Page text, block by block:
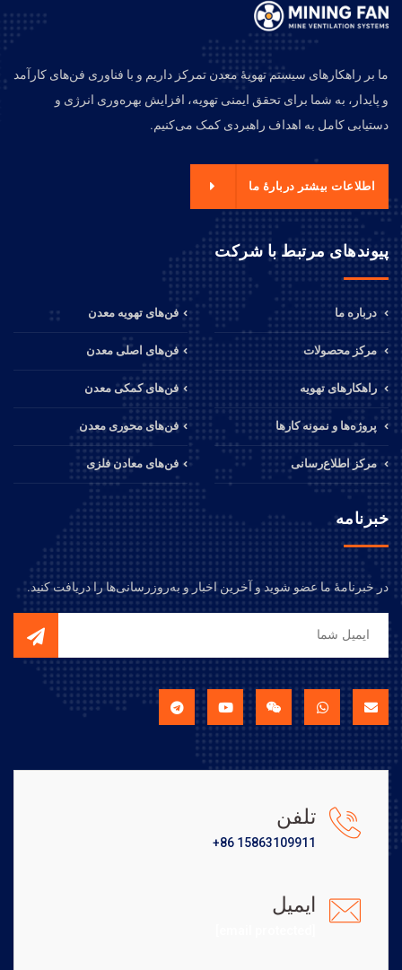
ما بر راهکارهای سیستم تهویهٔ معدن تمرکز داریم و با فناوری فن‌های کارآمد
و پایدار، به شما برای تحقق ایمنی تهویه، افزایش بهره‌وری انرژی و
دستیابی کامل به اهداف راهبردی کمک می‌کنیم.
اطلاعات بیشتر دربارهٔ ما
پیوندهای مرتبط با شرکت
درباره ما
مرکز محصولات
راهکارهای تهویه
پروژه‌ها و نمونه کارها
مرکز اطلاع‌رسانی
فن‌های تهویه معدن
فن‌های اصلی معدن
فن‌های کمکی معدن
فن‌های محوری معدن
فن‌های معادن فلزی
خبرنامه
در خبرنامهٔ ما عضو شوید و آخرین اخبار و به‌روزرسانی‌ها را دریافت کنید.
تلفن
+86 15863109911
ایمیل